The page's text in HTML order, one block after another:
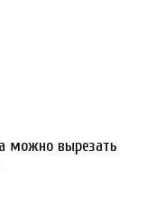
можно вырезать